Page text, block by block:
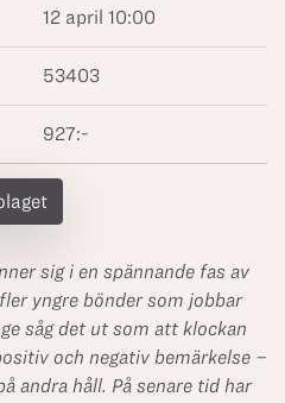
12 april 10:00
53403
927:-
sig i en spännande fas av
yngre bönder som jobbar
såg det ut som att klockan
och negativ bemärkelse –
andra håll. På senare tid har